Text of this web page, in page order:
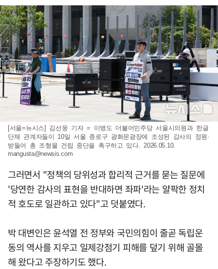
[서울=뉴시스] 김선웅 기자 = 이병도 더불어민주당 서울시의원과 한글
단체 관계자들이 10일 서울 종로구 광화문광장에 조성된 감사의 정원·
받들어 총 조형물 건립 중단을 촉구하고 있다. 2026.05.10.
mangusta@newsis.com
그러면서 "정책의 당위성과 합리적 근거를 묻는 질문에
'당연한 감사의 표현을 반대하면 좌파'라는 얄팍한 정치
적 호도로 일관하고 있다"고 덧붙였다.
박 대변인은 윤석열 전 정부와 국민의힘이 줄곧 독립운
동의 역사를 지우고 일제강점기 피해를 덮기 위해 골몰
해 왔다고 주장하기도 했다.